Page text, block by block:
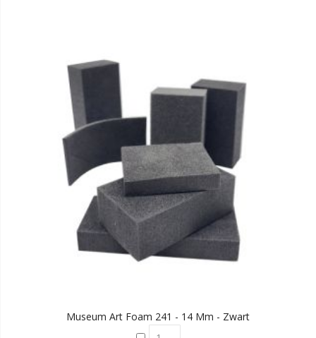
Museum Art Foam 241 - 14 Mm - Zwart